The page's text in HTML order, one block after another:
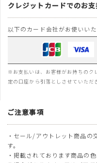
クレジットカードでのお
以下のカード会社がお使いいた
※お支払いは、お客様がお持ちのク
定の口座から引落としさせていただ
ご注意事項
・セール/アウトレット商品の
す。
・掲載されております商品の